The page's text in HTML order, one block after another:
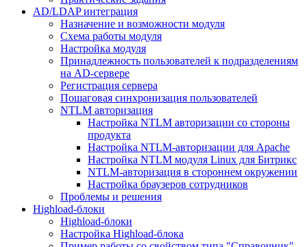
AD/LDAP интеграция
Назначение и возможности модуля
Схема работы модуля
Настройка модуля
Принадлежность пользователей к подразделениям
на AD-сервере
Регистрация сервера
Пошаговая синхронизация пользователей
NTLM авторизация
Настройка NTLM авторизации со стороны
продукта
Настройка NTLM-авторизации для Apache
Настройка NTLM модуля Linux для Битрикс
NTLM-авторизация в стороннем окружении
Настройка браузеров сотрудников
Проблемы и решения
Highload-блоки
Highload-блоки
Настройка Highload-блока